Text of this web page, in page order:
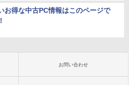
お得な中古PC情報はこのページで
お問い合わせ